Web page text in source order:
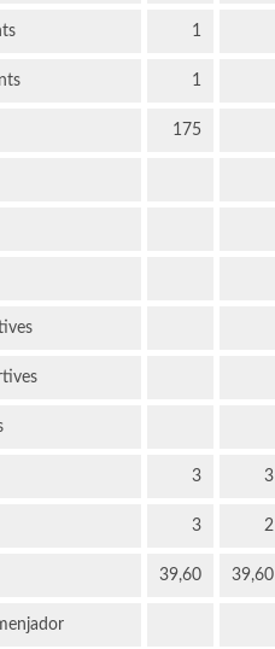
1
1
175
3 3
3 2
39,60 39,60